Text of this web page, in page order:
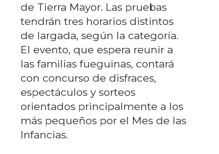
de Tierra Mayor. Las pruebas
tendrán tres horarios distintos
de largada, según la categoría.
El evento, que espera reunir a
las familias fueguinas, contará
con concurso de disfraces,
espectáculos y sorteos
orientados principalmente a los
más pequeños por el Mes de las
Infancias.